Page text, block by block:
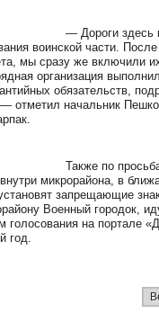
— Дороги здесь
воинской части. После
мы сразу же включили
организация
обязательств,
отметил начальник
Также по
микрорайона, в
запрещающие
Военный городок,
голосования на портале
год.